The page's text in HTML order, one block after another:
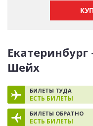
Шейх
БИЛЕТЫ ТУДА
ЕСТЬ БИЛЕТЫ
БИЛЕТЫ ОБРАТНО
ЕСТЬ БИЛЕТЫ